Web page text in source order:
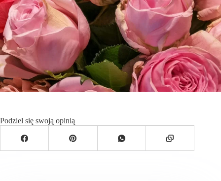
Podziel się swoją opinią